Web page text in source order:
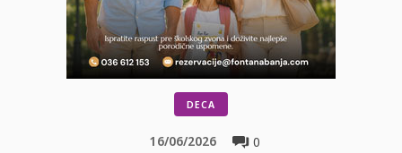
DECA
0
16/06/2026